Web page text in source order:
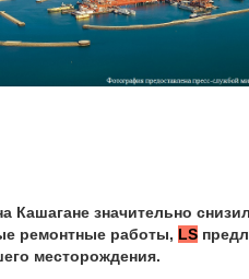
Кашагане значительно
ремонтные работы, LS
месторождения.